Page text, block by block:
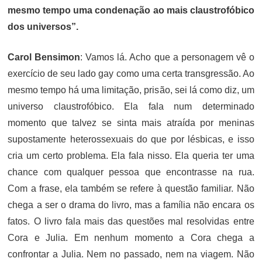
mesmo tempo uma condenação ao mais claustrofóbico
dos universos”.
Carol Bensimon: Vamos lá. Acho que a personagem vê o
exercício de seu lado gay como uma certa transgressão. Ao
mesmo tempo há uma limitação, prisão, sei lá como diz, um
universo claustrofóbico. Ela fala num determinado
momento que talvez se sinta mais atraída por meninas
supostamente heterossexuais do que por lésbicas, e isso
cria um certo problema. Ela fala nisso. Ela queria ter uma
chance com qualquer pessoa que encontrasse na rua.
Com a frase, ela também se refere à questão familiar. Não
chega a ser o drama do livro, mas a família não encara os
fatos. O livro fala mais das questões mal resolvidas entre
Cora e Julia. Em nenhum momento a Cora chega a
confrontar a Julia. Nem no passado, nem na viagem. Não